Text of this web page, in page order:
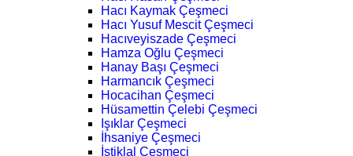
Hacı Kaymak Çeşmeci
Hacı Yusuf Mescit Çeşmeci
Hacıveyiszade Çeşmeci
Hamza Oğlu Çeşmeci
Hanay Başı Çeşmeci
Harmancık Çeşmeci
Hocacihan Çeşmeci
Hüsamettin Çelebi Çeşmeci
Işıklar Çeşmeci
İhsaniye Çeşmeci
İstiklal Çeşmeci